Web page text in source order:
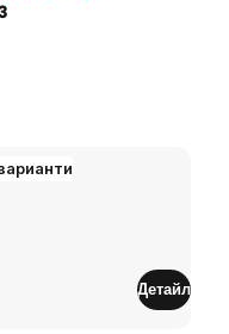
Детайл